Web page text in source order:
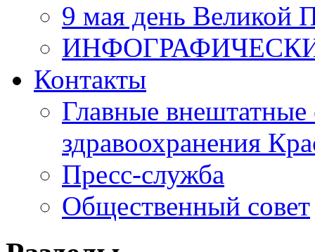
9 мая день Великой
Контакты
Главные внештатные
здравоохранения
Пресс-служба
Общественный совет